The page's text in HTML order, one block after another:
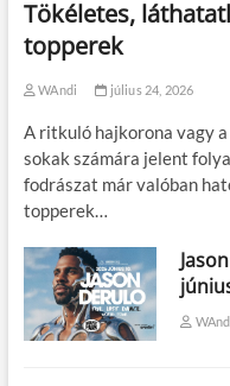
Tökéletes,
topperek
WAndi július 24, 2026
A ritkuló hajkorona vagy
sokak számára jelent
fodrászat már valóban
topperek…